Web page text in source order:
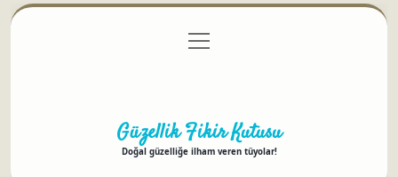
Gizlilik Politikası
menüyü
aç
Güzellik Fikir Kutusu
Doğal güzelliğe ilham veren tüyolar!